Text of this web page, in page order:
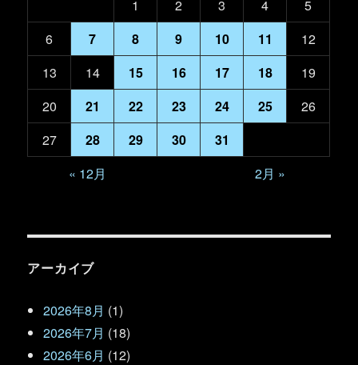
1 2 3 4
5
6
7 8 9 10 11
12
13
14 15 16 17 18
19
20
21 22 23 24 25
26
27
28 29 30
31
« 12月
2月 »
アーカイブ
2026年8月 (1)
2026年7月 (18)
2026年6月 (12)